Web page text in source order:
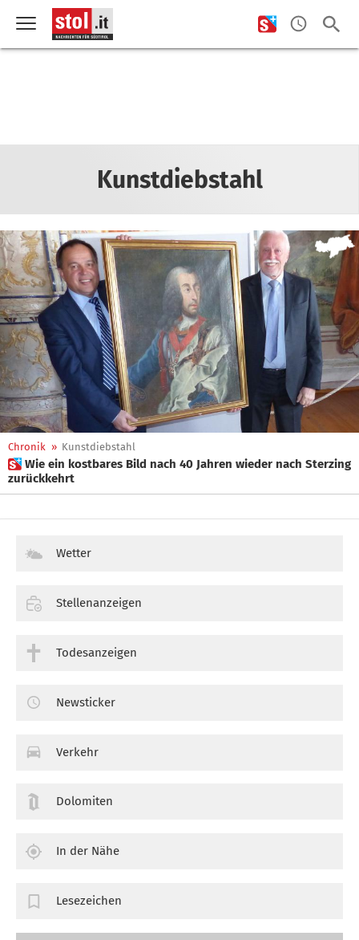
Kunstdiebstahl
Chronik » Kunstdiebstahl
 Wie ein kostbares Bild nach 40 Jahren wieder nach Sterzing
zurückkehrt
Wetter
Stellenanzeigen
Todesanzeigen
Newsticker
Verkehr
Dolomiten
In der Nähe
Lesezeichen